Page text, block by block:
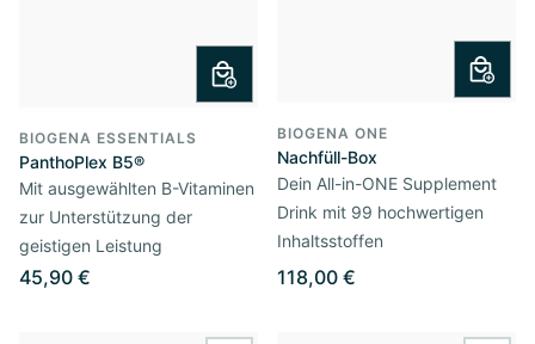
BIOGENA ESSENTIALS
PanthoPlex B5®
Mit ausgewählten B-Vitaminen
zur Unterstützung der
geistigen Leistung
45,90 €
BIOGENA ONE
Nachfüll-Box
Dein All-in-ONE Supplement
Drink mit 99 hochwertigen
Inhaltsstoffen
118,00 €